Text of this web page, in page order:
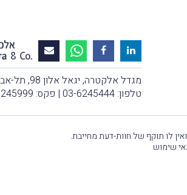
מגדל אלקטרה, יגאל אלון 98, תל-אביב 6789141
טלפון: 03-6245444 | פקס: 03-6245999
לו תוקף של חוות-דעת מחייבת.
שימוש